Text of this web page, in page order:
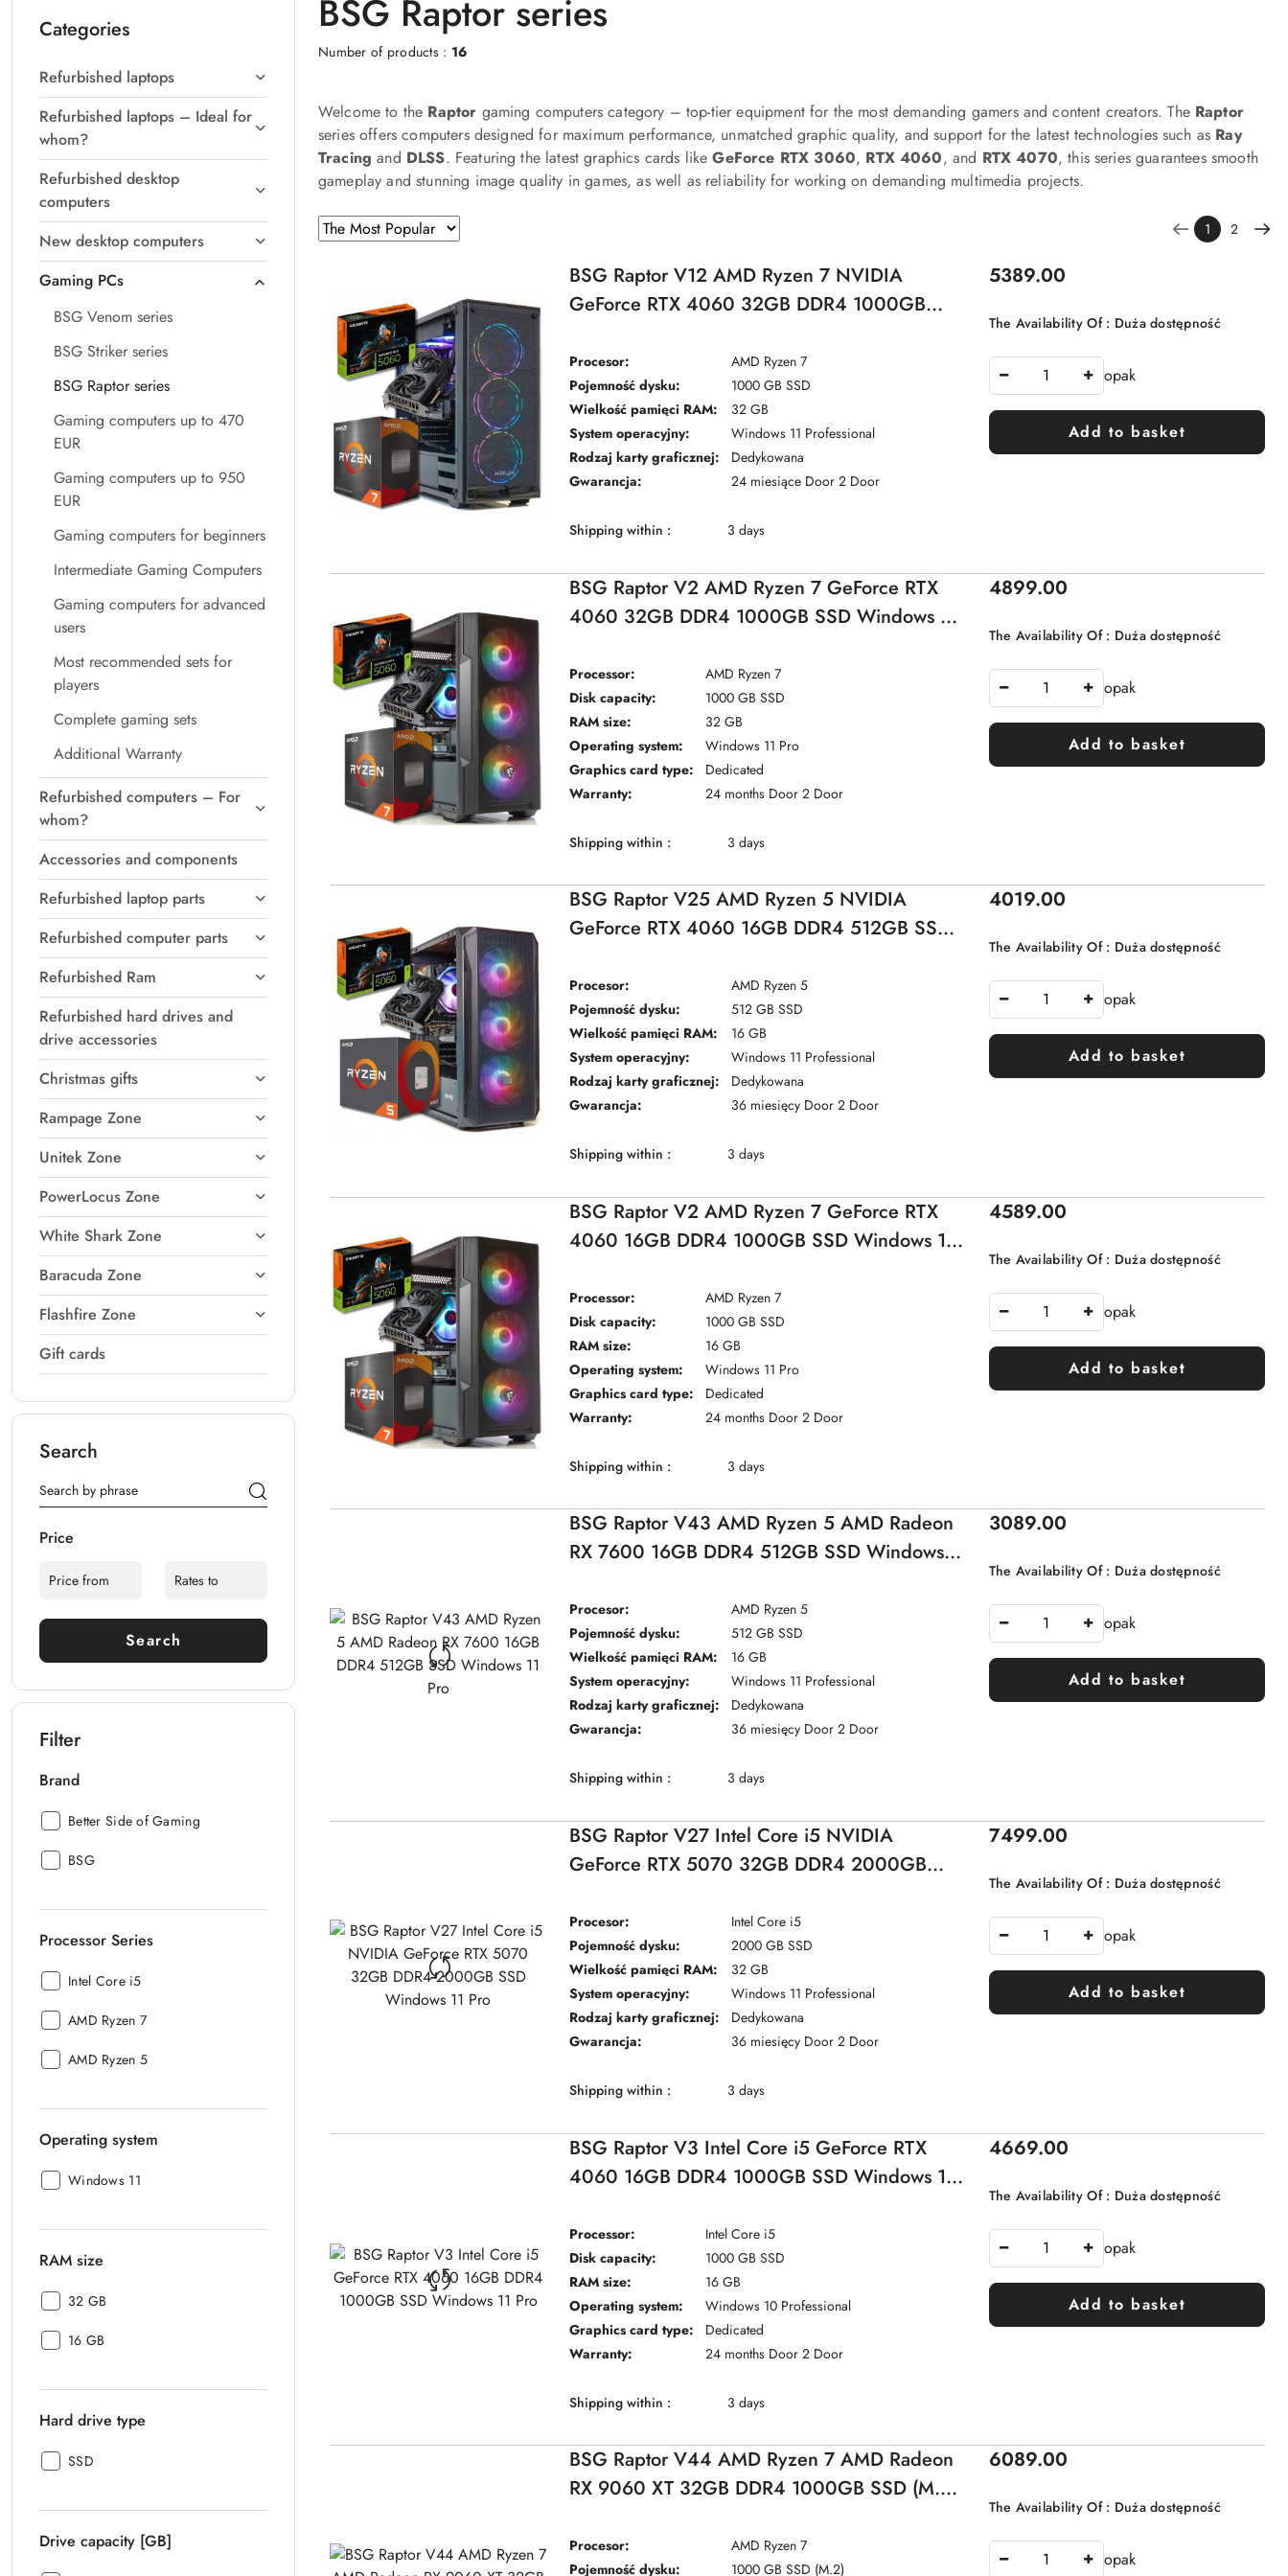
Categories
Refurbished laptops
Refurbished laptops – Ideal for
whom?
Refurbished desktop
computers
New desktop computers
Gaming PCs
BSG Venom series
BSG Striker series
BSG Raptor series
Gaming computers up to 470
EUR
Gaming computers up to 950
EUR
Gaming computers for beginners
Intermediate Gaming Computers
Gaming computers for advanced
users
Most recommended sets for
players
Complete gaming sets
Additional Warranty
Refurbished computers – For
whom?
Accessories and components
Refurbished laptop parts
Refurbished computer parts
Refurbished Ram
Refurbished hard drives and
drive accessories
Christmas gifts
Rampage Zone
Unitek Zone
PowerLocus Zone
White Shark Zone
Baracuda Zone
Flashfire Zone
Gift cards
Search
Price
Search
Filter
Brand
Brand:
Better Side of Gaming
Brand:
BSG
Processor Series
Processor
Intel Core i5
Processor
AMD Ryzen 7
Processor
AMD Ryzen 5
Operating system
Operating
Windows 11
RAM size
RAM
32 GB
RAM
16 GB
Hard drive type
Hard
SSD
Drive capacity [GB]
BSG Raptor series
Number of products : 16
Welcome to the Raptor gaming computers category – top-tier equipment for the most demanding gamers and content creators. The Raptor
series offers computers designed for maximum performance, unmatched graphic quality, and support for the latest technologies such as Ray
Tracing and DLSS. Featuring the latest graphics cards likeGeForce RTX 3060, RTX 4060, and RTX 4070, this series guarantees smooth
gameplay and stunning image quality in games, as well as reliability for working on demanding multimedia projects.
Sorting
applied:
Popular
Sort
by
1 2
BSG Raptor V12 AMD Ryzen 7 NVIDIA
GeForce RTX 4060 32GB DDR4 1000GB
Procesor:
AMD Ryzen 7
Pojemność dysku:
1000 GB SSD
Wielkość pamięci RAM:
32 GB
System operacyjny:
Windows 11 Professional
Rodzaj karty graficznej:
Dedykowana
Gwarancja:
24 miesiące Door 2 Door
Shipping within : 3 days
Price:
5389.00
The Availability Of : Duża dostępność
opak
Add to basket
BSG Raptor V2 AMD Ryzen 7 GeForce RTX
4060 32GB DDR4 1000GB SSD Windows 11
Processor:
AMD Ryzen 7
Disk capacity:
1000 GB SSD
RAM size:
32 GB
Operating system:
Windows 11 Pro
Graphics card type:
Dedicated
Warranty:
24 months Door 2 Door
Shipping within : 3 days
Price:
4899.00
The Availability Of : Duża dostępność
opak
Add to basket
BSG Raptor V25 AMD Ryzen 5 NVIDIA
GeForce RTX 4060 16GB DDR4 512GB SSD
Procesor:
AMD Ryzen 5
Pojemność dysku:
512 GB SSD
Wielkość pamięci RAM:
16 GB
System operacyjny:
Windows 11 Professional
Rodzaj karty graficznej:
Dedykowana
Gwarancja:
36 miesięcy Door 2 Door
Shipping within : 3 days
Price:
4019.00
The Availability Of : Duża dostępność
opak
Add to basket
BSG Raptor V2 AMD Ryzen 7 GeForce RTX
4060 16GB DDR4 1000GB SSD Windows 11
Processor:
AMD Ryzen 7
Disk capacity:
1000 GB SSD
RAM size:
16 GB
Operating system:
Windows 11 Pro
Graphics card type:
Dedicated
Warranty:
24 months Door 2 Door
Shipping within : 3 days
Price:
4589.00
The Availability Of : Duża dostępność
opak
Add to basket
BSG Raptor V43 AMD Ryzen 5 AMD Radeon
RX 7600 16GB DDR4 512GB SSD Windows
Procesor:
AMD Ryzen 5
Pojemność dysku:
512 GB SSD
Wielkość pamięci RAM:
16 GB
System operacyjny:
Windows 11 Professional
Rodzaj karty graficznej:
Dedykowana
Gwarancja:
36 miesięcy Door 2 Door
Shipping within : 3 days
Price:
3089.00
The Availability Of : Duża dostępność
opak
Add to basket
BSG Raptor V27 Intel Core i5 NVIDIA
GeForce RTX 5070 32GB DDR4 2000GB
Procesor:
Intel Core i5
Pojemność dysku:
2000 GB SSD
Wielkość pamięci RAM:
32 GB
System operacyjny:
Windows 11 Professional
Rodzaj karty graficznej:
Dedykowana
Gwarancja:
36 miesięcy Door 2 Door
Shipping within : 3 days
Price:
7499.00
The Availability Of : Duża dostępność
opak
Add to basket
BSG Raptor V3 Intel Core i5 GeForce RTX
4060 16GB DDR4 1000GB SSD Windows 11
Processor:
Intel Core i5
Disk capacity:
1000 GB SSD
RAM size:
16 GB
Operating system:
Windows 10 Professional
Graphics card type:
Dedicated
Warranty:
24 months Door 2 Door
Shipping within : 3 days
Price:
4669.00
The Availability Of : Duża dostępność
opak
Add to basket
BSG Raptor V44 AMD Ryzen 7 AMD Radeon
RX 9060 XT 32GB DDR4 1000GB SSD (M.2)
Procesor:
AMD Ryzen 7
Pojemność dysku:
1000 GB SSD (M.2)
Price:
6089.00
The Availability Of : Duża dostępność
opak